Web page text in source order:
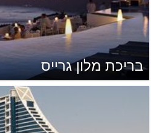
בריכת מלון גרייס